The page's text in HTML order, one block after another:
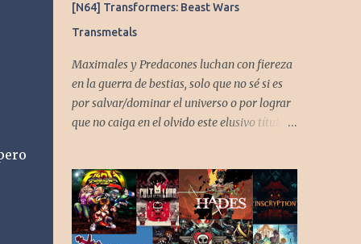
[N64] Transformers: Beast Wars
Transmetals
Maximales y Predacones luchan con fiereza
en la guerra de bestias, solo que no sé si es
por salvar/dominar el universo o por lograr
que no caiga en el olvido este elusivo título